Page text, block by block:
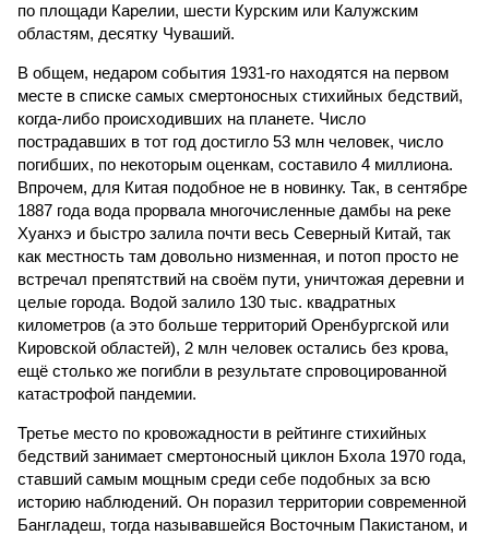
по площади Карелии, шести Курским или Калужским
областям, десятку Чуваший.
В общем, недаром события 1931-го находятся на первом
месте в списке самых смертоносных стихийных бедствий,
когда-либо происходивших на планете. Число
пострадавших в тот год достигло 53 млн человек, число
погибших, по некоторым оценкам, составило 4 миллиона.
Впрочем, для Китая подобное не в новинку. Так, в сентябре
1887 года вода прорвала многочисленные дамбы на реке
Хуанхэ и быстро залила почти весь Северный Китай, так
как местность там довольно низменная, и потоп просто не
встречал препятствий на своём пути, уничтожая деревни и
целые города. Водой залило 130 тыс. квадратных
километров (а это больше территорий Оренбургской или
Кировской областей), 2 млн человек остались без крова,
ещё столько же погибли в результате спровоцированной
катастрофой пандемии.
Третье место по кровожадности в рейтинге стихийных
бедствий занимает смертоносный циклон Бхола 1970 года,
ставший самым мощным среди себе подобных за всю
историю наблюдений. Он поразил территории современной
Бангладеш, тогда называвшейся Восточным Пакистаном, и